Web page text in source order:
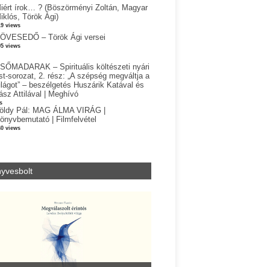
írok… ? (Böszörményi Zoltán, Magyar
Török Ági)
views
– Török Ági versei
views
– Spirituális költészeti nyári
sorozat, 2. rész: „A szépség megváltja a
– beszélgetés Huszárik Katával és
Attilával | Meghívó
Pál: MAG ÁLMA VIRÁG |
| Filmfelvétel
views